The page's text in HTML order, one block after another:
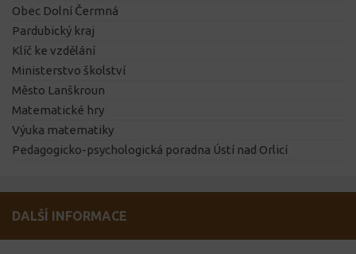
Obec Dolní Čermná
Pardubický kraj
Klíč ke vzdělání
Ministerstvo školství
Město Lanškroun
Matematické hry
Výuka matematiky
Pedagogicko-psychologická poradna Ústí nad Orlicí
DALŠÍ INFORMACE